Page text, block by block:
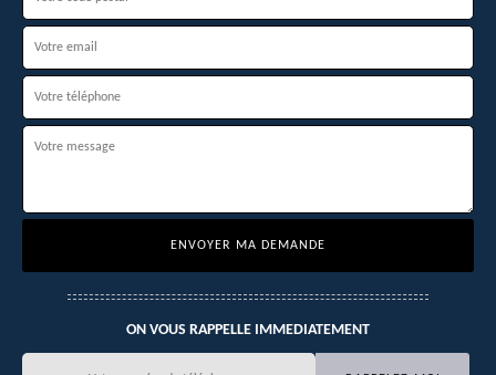
ON VOUS RAPPELLE IMMEDIATEMENT